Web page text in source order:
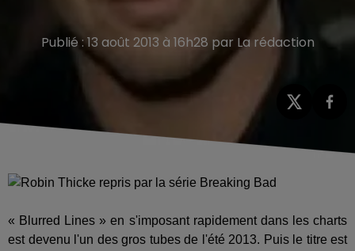
Publié : 13 août 2013 à 16h28 par La rédaction
« Blurred Lines » en s'imposant rapidement dans les charts
est devenu l'un des gros tubes de l'été 2013. Puis le titre est